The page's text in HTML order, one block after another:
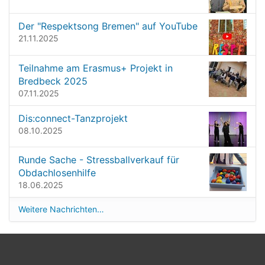
l
e
r
ß
e
…
i
o
Der "Respektsong Bremen" auf YouTube
21.11.2025
Teilnahme am Erasmus+ Projekt in
Bredbeck 2025
07.11.2025
Dis:connect-Tanzprojekt
08.10.2025
Runde Sache - Stressballverkauf für
Obdachlosenhilfe
18.06.2025
Weitere Nachrichten…